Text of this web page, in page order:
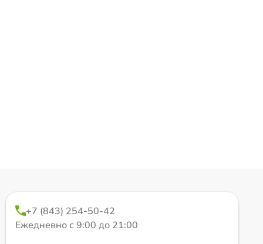
+7 (843) 254-50-42
Ежедневно с 9:00 до 21:00